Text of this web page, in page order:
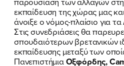
ΝΕΑ
ΕΛΑ ΚΙ ΕΣΥ
εκπαίδευση της χώρας μας
άνοιξε ο νόμος-πλαίσιο για
Στις συνεδριάσεις θα
σπουδαιότερων βρετανικών
εκπαίδευσης μεταξύ των
ΠανεπιστήμιαΟξφόρδης,